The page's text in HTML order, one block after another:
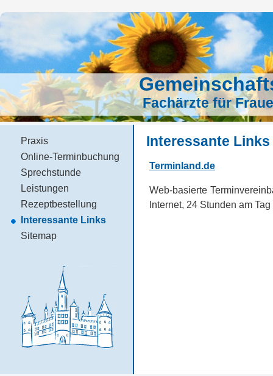
Fachärzte für
Praxis
Online-Terminbuchung
Sprechstunde
Leistungen
Rezeptbestellung
Interessante Links
Sitemap
Interessante Links
Terminland.de
Web-basierte
Internet, 24 Stunden am